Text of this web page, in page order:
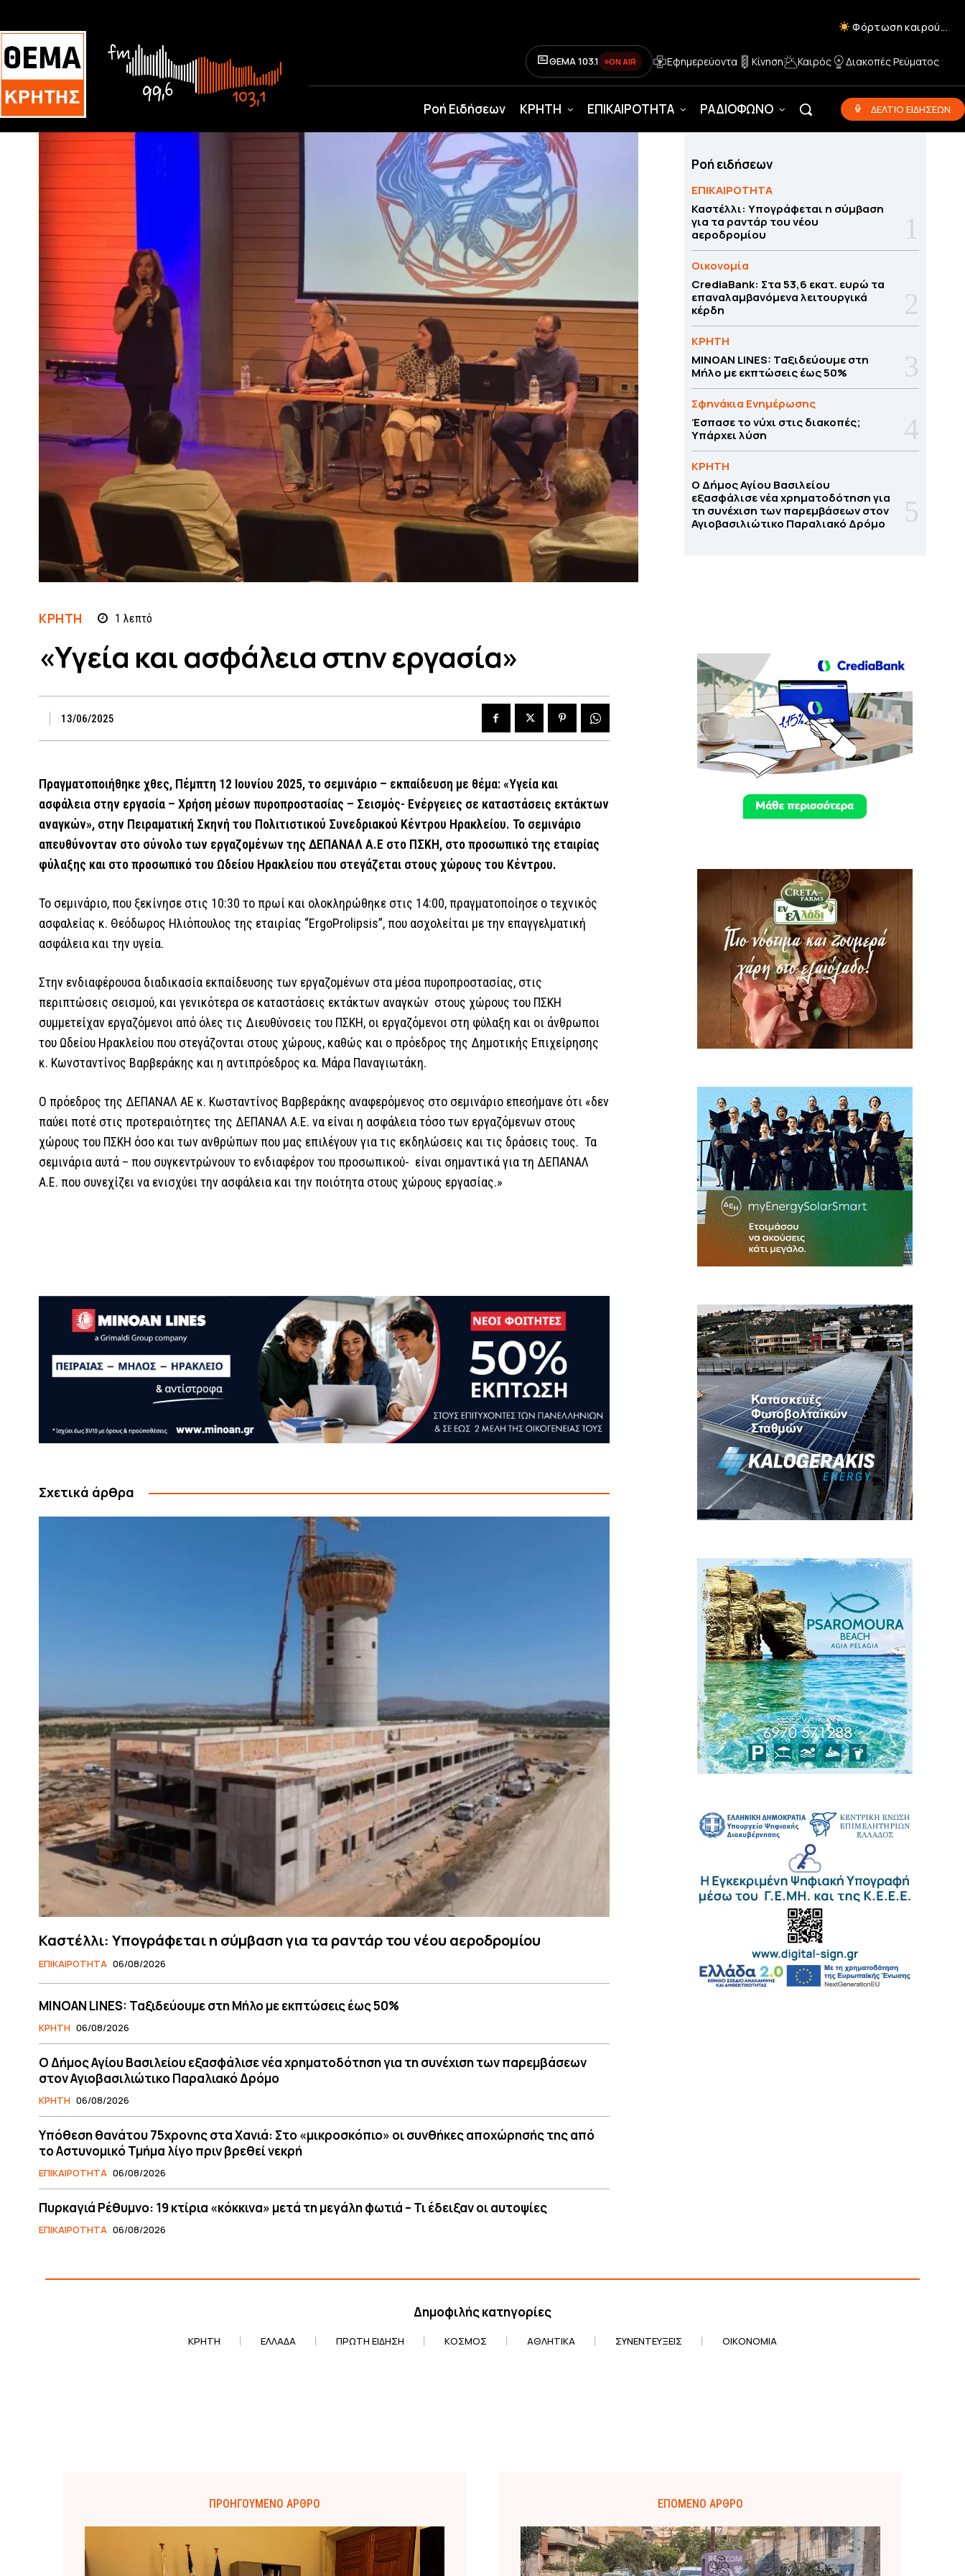
Φόρτωση καιρού...
ΘΕΜΑ 103.1 ON AIR Εφημερεύοντα Κίνηση Καιρός Διακοπές Ρεύματος
Ροή Ειδήσεων ΚΡΗΤΗ ΕΠΙΚΑΙΡΟΤΗΤΑ ΡΑΔΙΟΦΩΝΟ ΔΕΛΤΙΟ ΕΙΔΗΣΕΩΝ
ΚΡΗΤΗ 1 λεπτό
«Υγεία και ασφάλεια στην εργασία»
13/06/2025
Πραγματοποιήθηκε χθες, Πέμπτη 12 Ιουνίου 2025, το σεμινάριο – εκπαίδευση με θέμα: «Υγεία και
ασφάλεια στην εργασία – Χρήση μέσων πυροπροστασίας – Σεισμός- Ενέργειες σε καταστάσεις εκτάκτων
αναγκών», στην Πειραματική Σκηνή του Πολιτιστικού Συνεδριακού Κέντρου Ηρακλείου. Το σεμινάριο
απευθύνονταν στο σύνολο των εργαζομένων της ΔΕΠΑΝΑΛ Α.Ε στο ΠΣΚΗ, στο προσωπικό της εταιρίας
φύλαξης και στο προσωπικό του Ωδείου Ηρακλείου που στεγάζεται στους χώρους του Κέντρου.
Το σεμινάριο, που ξεκίνησε στις 10:30 το πρωί και ολοκληρώθηκε στις 14:00, πραγματοποίησε ο τεχνικός
ασφαλείας κ. Θεόδωρος Ηλιόπουλος της εταιρίας “ErgoProlipsis”, που ασχολείται με την επαγγελματική
ασφάλεια και την υγεία.
Στην ενδιαφέρουσα διαδικασία εκπαίδευσης των εργαζομένων στα μέσα πυροπροστασίας, στις
περιπτώσεις σεισμού, και γενικότερα σε καταστάσεις εκτάκτων αναγκών στους χώρους του ΠΣΚΗ
συμμετείχαν εργαζόμενοι από όλες τις Διευθύνσεις του ΠΣΚΗ, οι εργαζόμενοι στη φύλαξη και οι άνθρωποι
του Ωδείου Ηρακλείου που στεγάζονται στους χώρους, καθώς και ο πρόεδρος της Δημοτικής Επιχείρησης
κ. Κωνσταντίνος Βαρβεράκης και η αντιπρόεδρος κα. Μάρα Παναγιωτάκη.
Ο πρόεδρος της ΔΕΠΑΝΑΛ ΑΕ κ. Κωσταντίνος Βαρβεράκης αναφερόμενος στο σεμινάριο επεσήμανε ότι «δεν
παύει ποτέ στις προτεραιότητες της ΔΕΠΑΝΑΛ Α.Ε. να είναι η ασφάλεια τόσο των εργαζόμενων στους
χώρους του ΠΣΚΗ όσο και των ανθρώπων που μας επιλέγουν για τις εκδηλώσεις και τις δράσεις τους. Τα
σεμινάρια αυτά – που συγκεντρώνουν το ενδιαφέρον του προσωπικού- είναι σημαντικά για τη ΔΕΠΑΝΑΛ
Α.Ε. που συνεχίζει να ενισχύει την ασφάλεια και την ποιότητα στους χώρους εργασίας.»
Σχετικά άρθρα
Καστέλλι: Υπογράφεται η σύμβαση για τα ραντάρ του νέου αεροδρομίου
ΕΠΙΚΑΙΡΟΤΗΤΑ 06/08/2026
MINOAN LINES: Ταξιδεύουμε στη Μήλο με εκπτώσεις έως 50%
ΚΡΗΤΗ 06/08/2026
O Δήμος Αγίου Βασιλείου εξασφάλισε νέα χρηματοδότηση για τη συνέχιση των παρεμβάσεων
στον Αγιοβασιλιώτικο Παραλιακό Δρόμο
ΚΡΗΤΗ 06/08/2026
Υπόθεση θανάτου 75χρονης στα Χανιά: Στο «μικροσκόπιο» οι συνθήκες αποχώρησής της από
το Αστυνομικό Τμήμα λίγο πριν βρεθεί νεκρή
ΕΠΙΚΑΙΡΟΤΗΤΑ 06/08/2026
Πυρκαγιά Ρέθυμνο: 19 κτίρια «κόκκινα» μετά τη μεγάλη φωτιά – Τι έδειξαν οι αυτοψίες
ΕΠΙΚΑΙΡΟΤΗΤΑ 06/08/2026
Ροή ειδήσεων
ΕΠΙΚΑΙΡΟΤΗΤΑ
Καστέλλι: Υπογράφεται η σύμβαση
για τα ραντάρ του νέου
αεροδρομίου
Οικονομία
CrediaBank: Στα 53,6 εκατ. ευρώ τα
επαναλαμβανόμενα λειτουργικά
κέρδη
ΚΡΗΤΗ
MINOAN LINES: Ταξιδεύουμε στη
Μήλο με εκπτώσεις έως 50%
Σφηνάκια Ενημέρωσης
Έσπασε το νύχι στις διακοπές;
Υπάρχει λύση
ΚΡΗΤΗ
O Δήμος Αγίου Βασιλείου
εξασφάλισε νέα χρηματοδότηση για
τη συνέχιση των παρεμβάσεων στον
Αγιοβασιλιώτικο Παραλιακό Δρόμο
Δημοφιλής κατηγορίες
ΚΡΗΤΗ ΕΛΛΆΔΑ ΠΡΏΤΗ ΕΊΔΗΣΗ ΚΌΣΜΟΣ ΑΘΛΗΤΙΚΆ ΣΥΝΕΝΤΕΎΞΕΙΣ ΟΙΚΟΝΟΜΊΑ
ΠΡΟΗΓΟΎΜΕΝΟ ΆΡΘΡΟ ΕΠΌΜΕΝΟ ΆΡΘΡΟ